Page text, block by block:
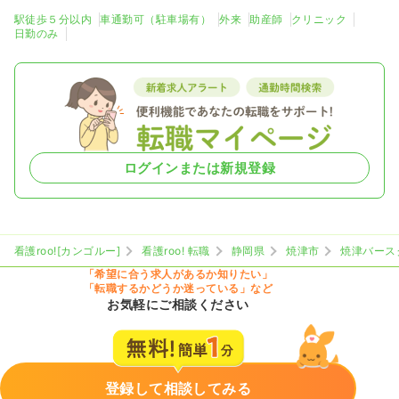
駅徒歩５分以内 車通勤可（駐車場有） 外来 助産師
クリニック
日勤のみ
ログインまたは新規登録
看護roo![カンゴルー] 看護roo! 転職 静岡県 焼津市
焼津バー
「希望に合う求人があるか知りたい」
「転職するかどうか迷っている」など
お気軽にご相談ください
登録して相談してみる